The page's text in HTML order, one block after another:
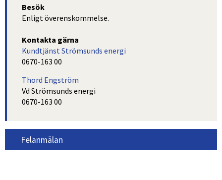
Besök
Enligt överenskommelse.
Kontakta gärna
Kundtjänst Strömsunds energi
0670-163 00
Thord Engström
Vd Strömsunds energi
0670-163 00
Felanmälan